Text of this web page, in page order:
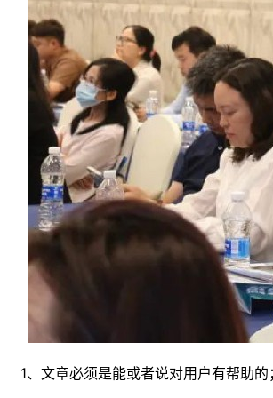
1、文章必须是能或者说对用户有帮助的